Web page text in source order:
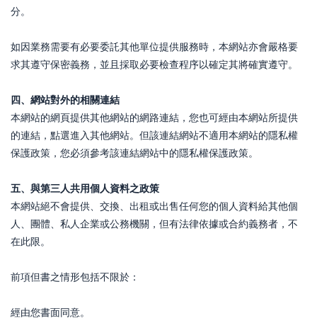
分。
如因業務需要有必要委託其他單位提供服務時，本網站亦會嚴格要
求其遵守保密義務，並且採取必要檢查程序以確定其將確實遵守。
四、網站對外的相關連結
本網站的網頁提供其他網站的網路連結，您也可經由本網站所提供
的連結，點選進入其他網站。但該連結網站不適用本網站的隱私權
保護政策，您必須參考該連結網站中的隱私權保護政策。
五、與第三人共用個人資料之政策
本網站絕不會提供、交換、出租或出售任何您的個人資料給其他個
人、團體、私人企業或公務機關，但有法律依據或合約義務者，不
在此限。
前項但書之情形包括不限於：
經由您書面同意。